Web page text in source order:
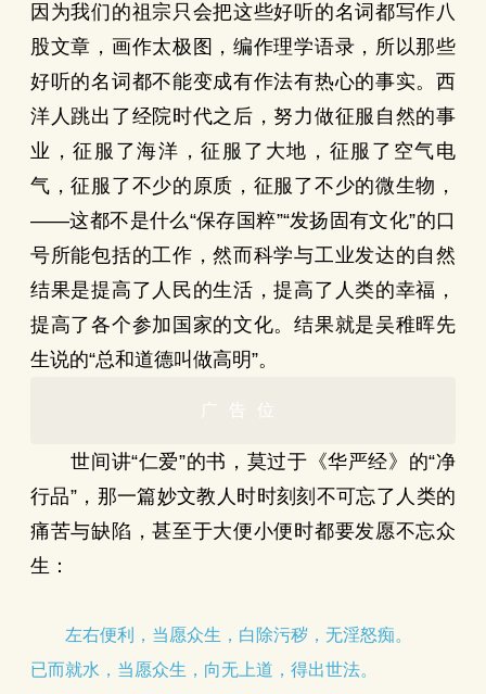
因为我们的祖宗只会把这些好听的名词都写作八
股文章，画作太极图，编作理学语录，所以那些
好听的名词都不能变成有作法有热心的事实。西
洋人跳出了经院时代之后，努力做征服自然的事
业，征服了海洋，征服了大地，征服了空气电
气，征服了不少的原质，征服了不少的微生物，
——这都不是什么“保存国粹”“发扬固有文化”的口
号所能包括的工作，然而科学与工业发达的自然
结果是提高了人民的生活，提高了人类的幸福，
提高了各个参加国家的文化。结果就是吴稚晖先
生说的“总和道德叫做高明”。
广告位
世间讲“仁爱”的书，莫过于《华严经》的“净
行品”，那一篇妙文教人时时刻刻不可忘了人类的
痛苦与缺陷，甚至于大便小便时都要发愿不忘众
生：
左右便利，当愿众生，白除污秽，无淫怒痴。
已而就水，当愿众生，向无上道，得出世法。